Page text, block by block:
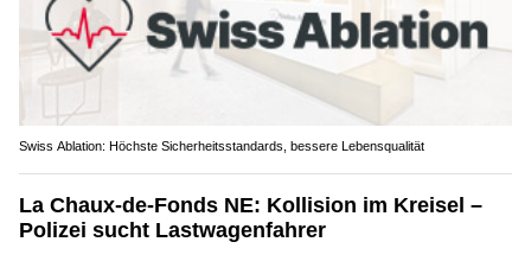
Swiss Ablation: Höchste Sicherheitsstandards, bessere Lebensqualität
La Chaux-de-Fonds NE: Kollision im Kreisel –
Polizei sucht Lastwagenfahrer